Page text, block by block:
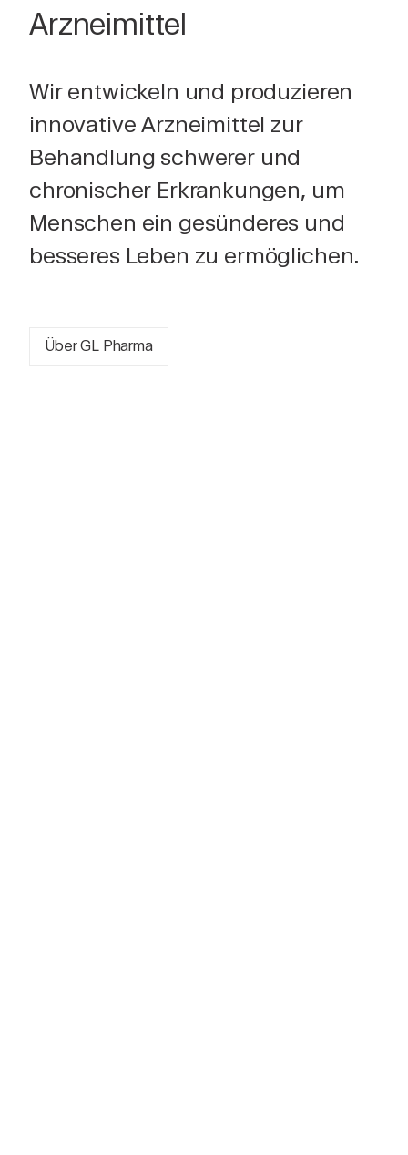
Arzneimittel
Wir entwickeln und produzieren
innovative Arzneimittel zur
Behandlung schwerer und
chronischer Erkrankungen, um
Menschen ein gesünderes und
besseres Leben zu ermöglichen.
Über GL Pharma